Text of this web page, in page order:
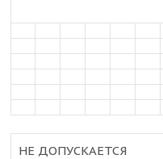
НЕ ДОПУСКАЕТСЯ